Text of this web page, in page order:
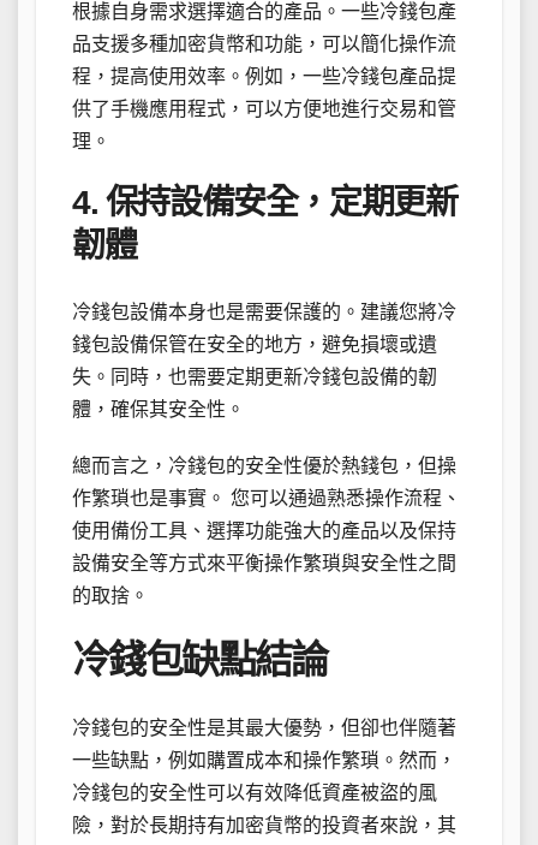
根據自身需求選擇適合的產品。一些冷錢包產
品支援多種加密貨幣和功能，可以簡化操作流
程，提高使用效率。例如，一些冷錢包產品提
供了手機應用程式，可以方便地進行交易和管
理。
4. 保持設備安全，定期更新
韌體
冷錢包設備本身也是需要保護的。建議您將冷
錢包設備保管在安全的地方，避免損壞或遺
失。同時，也需要定期更新冷錢包設備的韌
體，確保其安全性。
總而言之，冷錢包的安全性優於熱錢包，但操
作繁瑣也是事實。 您可以通過熟悉操作流程、
使用備份工具、選擇功能強大的產品以及保持
設備安全等方式來平衡操作繁瑣與安全性之間
的取捨。
冷錢包缺點結論
冷錢包的安全性是其最大優勢，但卻也伴隨著
一些缺點，例如購置成本和操作繁瑣。然而，
冷錢包的安全性可以有效降低資產被盜的風
險，對於長期持有加密貨幣的投資者來說，其